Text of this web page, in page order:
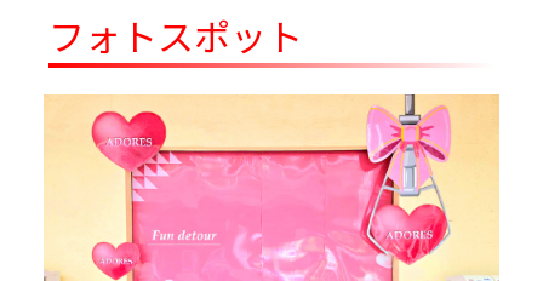
8/19～
サラブレッドコレクションぷちマスコッ
トBC7
8/19～
サラブレッドコレクションマスコット
BC37
サンエックスユニバース ゆらゆらペアグ
8/19～
モンチッチ LOVE Happy Angelマスコッ
ト
フォトスポット